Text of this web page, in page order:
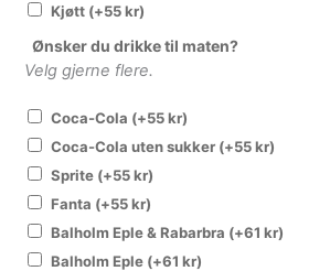
Kjøtt (+55kr)
Ønsker du drikke til maten?
Velg gjerne flere.
Coca-Cola (+55kr)
Coca-Cola uten sukker (+55kr)
Sprite (+55kr)
Fanta (+55kr)
Balholm Eple & Rabarbra (+61 kr)
Balholm Eple (+61 kr)